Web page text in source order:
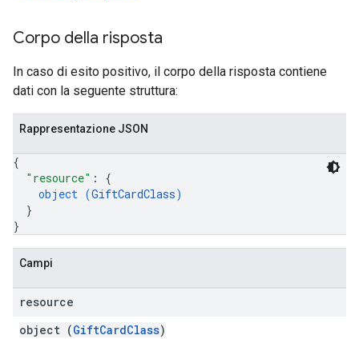
Corpo della risposta
In caso di esito positivo, il corpo della risposta contiene
dati con la seguente struttura:
Rappresentazione JSON
{
"resource" : {
object (GiftCardClass)
}
}
Campi
resource
object (GiftCardClass)